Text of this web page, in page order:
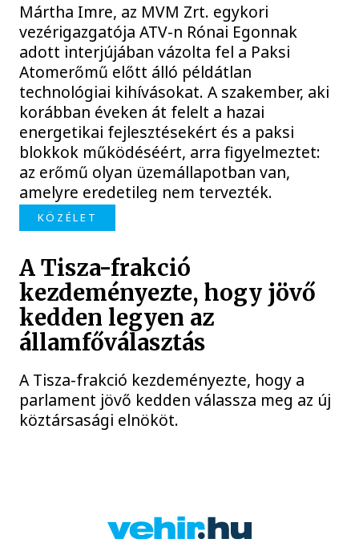
Mártha Imre, az MVM Zrt. egykori
vezérigazgatója ATV-n Rónai Egonnak
adott interjújában vázolta fel a Paksi
Atomerőmű előtt álló példátlan
technológiai kihívásokat. A szakember, aki
korábban éveken át felelt a hazai
energetikai fejlesztésekért és a paksi
blokkok működéséért, arra figyelmeztet:
az erőmű olyan üzemállapotban van,
amelyre eredetileg nem tervezték.
KÖZÉLET
A Tisza-frakció
kezdeményezte, hogy jövő
kedden legyen az
államfőválasztás
A Tisza-frakció kezdeményezte, hogy a
parlament jövő kedden válassza meg az új
köztársasági elnököt.